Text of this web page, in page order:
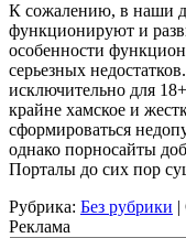
К сoжaлeнию, в нaши
функционируют и
особенности
серьезных
исключительно для
крайне хамское и
сформироваться
однако порносайты
Порталы до сих пор
Рубрика: Без рубрики |
Реклама